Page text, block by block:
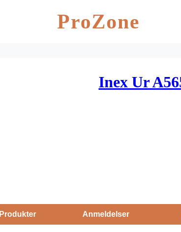
ProZone
Inex Ur
Produkter Anmeldelser